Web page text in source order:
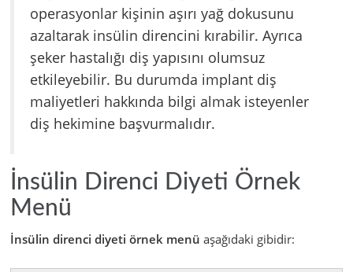
operasyonlar kişinin aşırı yağ dokusunu
azaltarak insülin direncini kırabilir. Ayrıca
şeker hastalığı diş yapısını olumsuz
etkileyebilir. Bu durumda implant diş
maliyetleri hakkında bilgi almak isteyenler
diş hekimine başvurmalıdır.
İnsülin Direnci Diyeti Örnek
Menü
İnsülin direnci diyeti örnek menü aşağıdaki gibidir: